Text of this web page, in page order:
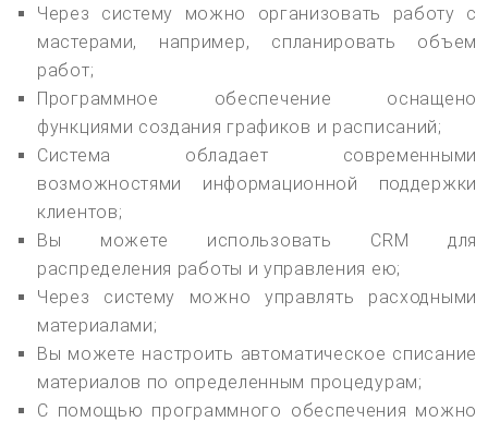
Через систему можно организовать работу с
мастерами, например, спланировать объем
работ;
Программное обеспечение оснащено
функциями создания графиков и расписаний;
Система обладает современными
возможностями информационной поддержки
клиентов;
Вы можете использовать CRM для
распределения работы и управления ею;
Через систему можно управлять расходными
материалами;
Вы можете настроить автоматическое списание
материалов по определенным процедурам;
С помощью программного обеспечения можно